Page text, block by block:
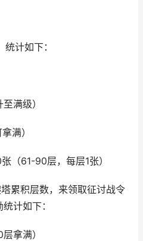
计如下：
满级）
满）
（61-90层，每层1张）
累积层数，来领取征讨战令
计如下：
拿满）